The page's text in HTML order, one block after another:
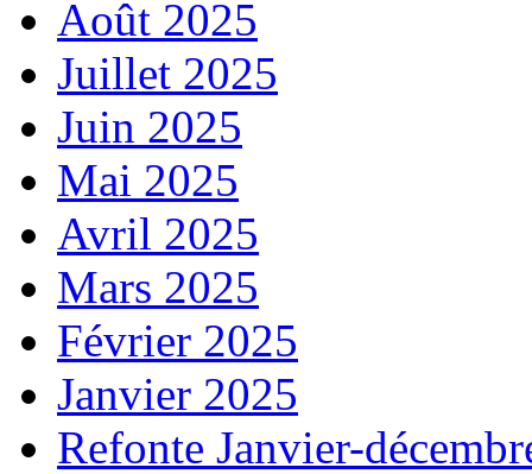
Août 2025
Juillet 2025
Juin 2025
Mai 2025
Avril 2025
Mars 2025
Février 2025
Janvier 2025
Refonte Janvier-